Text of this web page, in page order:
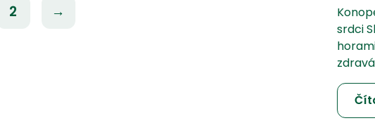
2 →
srdci